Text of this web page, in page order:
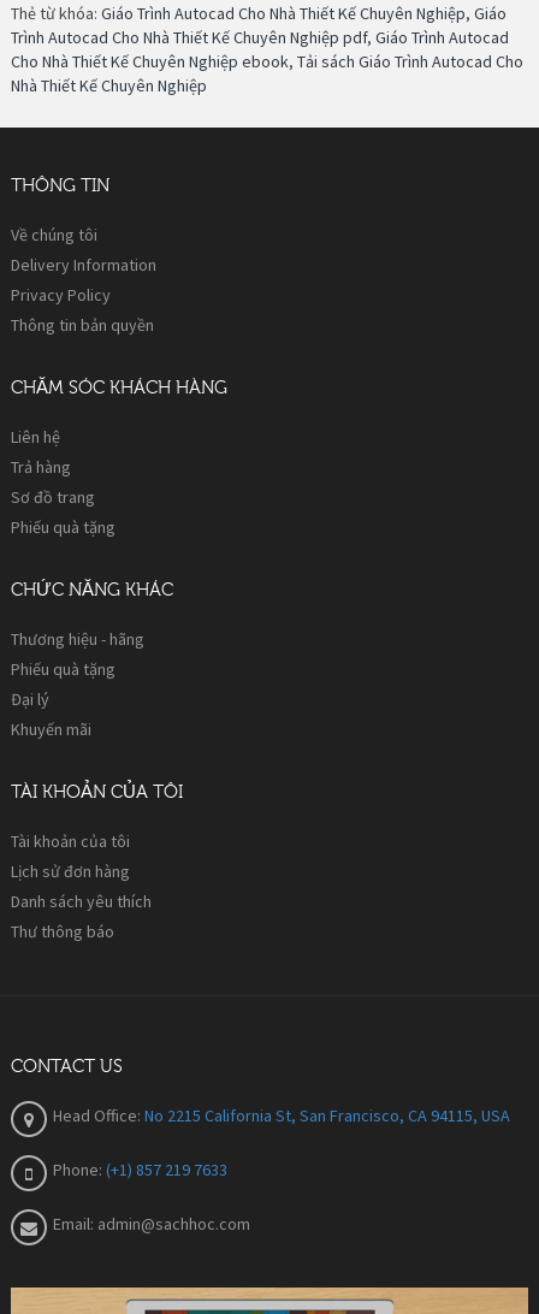
Thẻ từ khóa: Giáo Trình Autocad Cho Nhà Thiết Kế Chuyên Nghiệp, Giáo
Trình Autocad Cho Nhà Thiết Kế Chuyên Nghiệp pdf, Giáo Trình Autocad
Cho Nhà Thiết Kế Chuyên Nghiệp ebook, Tải sách Giáo Trình Autocad Cho
Nhà Thiết Kế Chuyên Nghiệp
THÔNG TIN
Về chúng tôi
Delivery Information
Privacy Policy
Thông tin bản quyền
CHĂM SÓC KHÁCH HÀNG
Liên hệ
Trả hàng
Sơ đồ trang
Phiếu quà tặng
CHỨC NĂNG KHÁC
Thương hiệu - hãng
Phiếu quà tặng
Đại lý
Khuyến mãi
TÀI KHOẢN CỦA TÔI
Tài khoản của tôi
Lịch sử đơn hàng
Danh sách yêu thích
Thư thông báo
CONTACT US
Head Office: No 2215 California St, San Francisco, CA 94115, USA
Phone: (+1) 857 219 7633
Email: admin@sachhoc.com